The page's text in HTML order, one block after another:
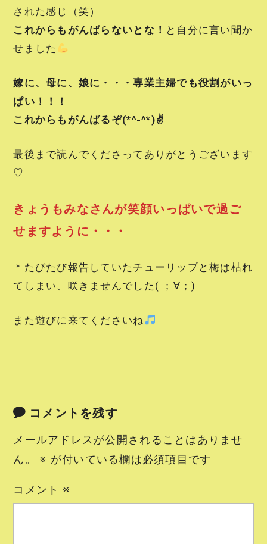
された感じ（笑）
これからもがんばらないとな！ と自分に言い聞か
せました
嫁に、母に、娘に・・・専業主婦でも役割がいっ
ぱい！！！
これからもがんばるぞ(*^-^*)✌
最後まで読んでくださってありがとうございます
♡
きょうもみなさんが笑顔いっぱいで過ご
せますように・・・
＊たびたび報告していたチューリップと梅は枯れ
てしまい、咲きませんでした( ；∀；)
また遊びに来てくださいね
コメントを残す
メールアドレスが公開されることはありませ
ん。
※ が付いている欄は必須項目です
コメント ※